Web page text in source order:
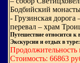
Бодбийский
- Грузинская
перевал – храм
Путешествие относится к
Экскурсии и отдых в туре:
Продолжительность
Стоимость: 66863